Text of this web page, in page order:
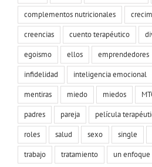
complementos nutricionales
creencias
cuento terapéutico
egoismo
ellos emprendedores
infidelidad
inteligencia emocional
mentiras
miedo miedos
padres
pareja película
roles
salud sexo single
trabajo
tratamiento un